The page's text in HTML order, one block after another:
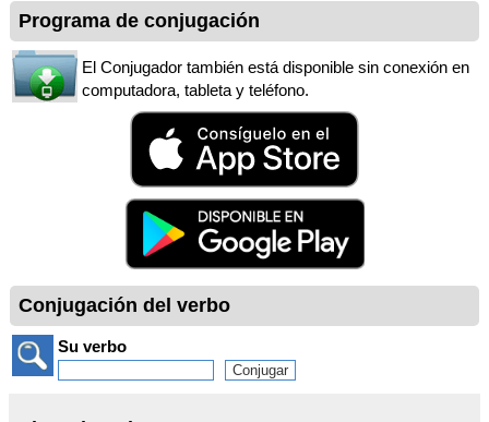
Programa de conjugación
El Conjugador también está disponible sin conexión en
computadora, tableta y teléfono.
Conjugación del verbo
Su verbo